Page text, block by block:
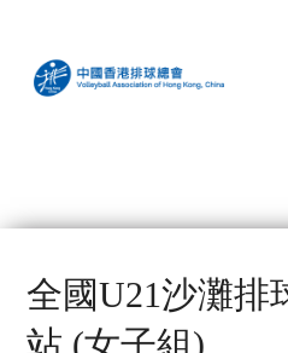
全國U21沙灘排
站 (女子組)